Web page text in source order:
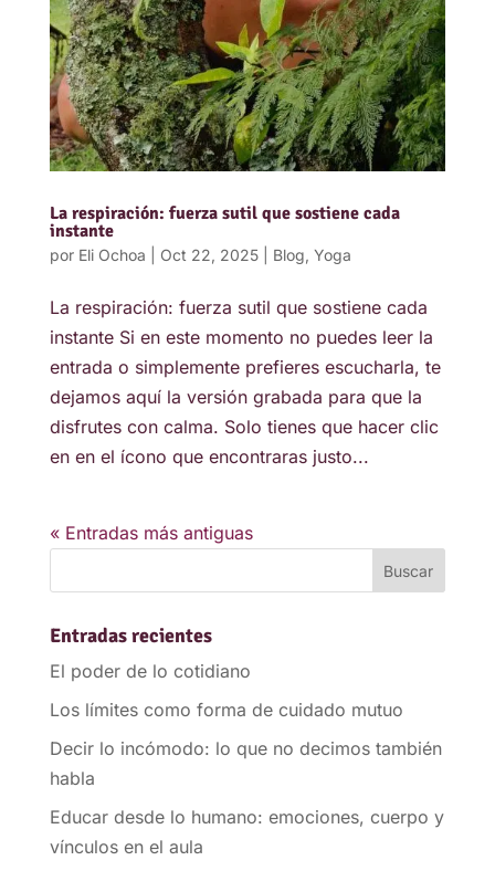
La respiración: fuerza sutil que sostiene cada
instante
por Eli Ochoa Oct 22, 2025| Blog, Yoga
La respiración: fuerza sutil que sostiene cada
instante Si en este momento no puedes leer la
entrada o simplemente prefieres escucharla, te
dejamos aquí la versión grabada para que la
disfrutes con calma. Solo tienes que hacer clic
en en el ícono que encontraras justo...
« Entradas más antiguas
Entradas recientes
El poder de lo cotidiano
Los límites como forma de cuidado mutuo
Decir lo incómodo: lo que no decimos también
habla
Educar desde lo humano: emociones, cuerpo y
vínculos en el aula